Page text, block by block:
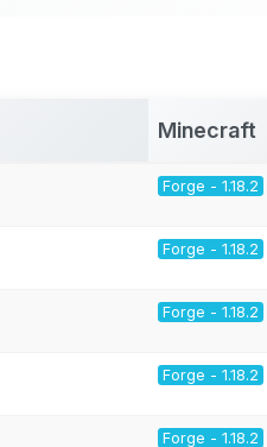
Minecraft
Forge - 1.18.2
Forge - 1.18.2
Forge - 1.18.2
Forge - 1.18.2
Forge - 1.18.2